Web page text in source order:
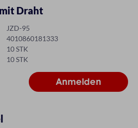
Draht
JZD-95
4010860181333
10 STK
10 STK